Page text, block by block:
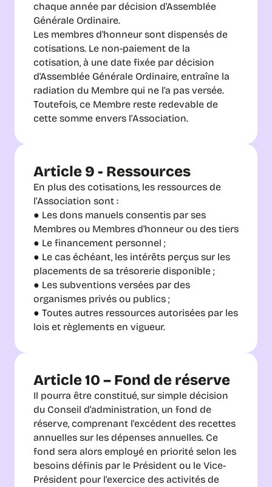
chaque année par décision d'Assemblée
Générale Ordinaire.
Les membres d'honneur sont dispensés de
cotisations. Le non-paiement de la
cotisation, à une date fixée par décision
d'Assemblée Générale Ordinaire, entraîne la
radiation du Membre qui ne l’a pas versée.
Toutefois, ce Membre reste redevable de
cette somme envers l’Association.
Article 9 - Ressources
En plus des cotisations, les ressources de
l’Association sont :
● Les dons manuels consentis par ses
● Le financement personnel ;
● Le cas échéant, les intérêts perçus sur les
placements de sa trésorerie disponible ;
● Les subventions versées par des
organismes privés ou publics ;
● Toutes autres ressources autorisées par les
lois et règlements en vigueur.
Article 10 – Fond de réserve
Il pourra être constitué, sur simple décision
du Conseil d’administration, un fond de
réserve, comprenant l'excédent des recettes
annuelles sur les dépenses annuelles. Ce
fond sera alors employé en priorité selon les
besoins définis par le Président ou le Vice-
Président pour l'exercice des activités de